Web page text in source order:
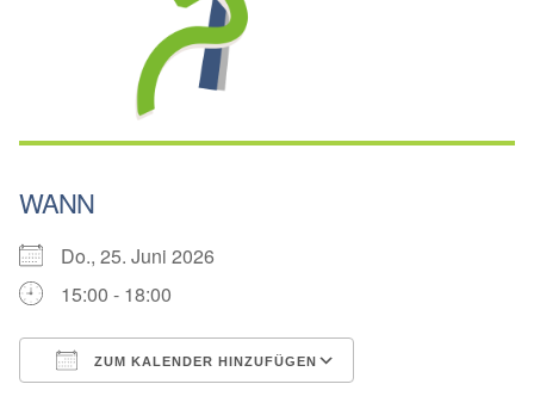
WANN
Do., 25. Juni 2026
15:00 - 18:00
ZUM KALENDER HINZUFÜGEN